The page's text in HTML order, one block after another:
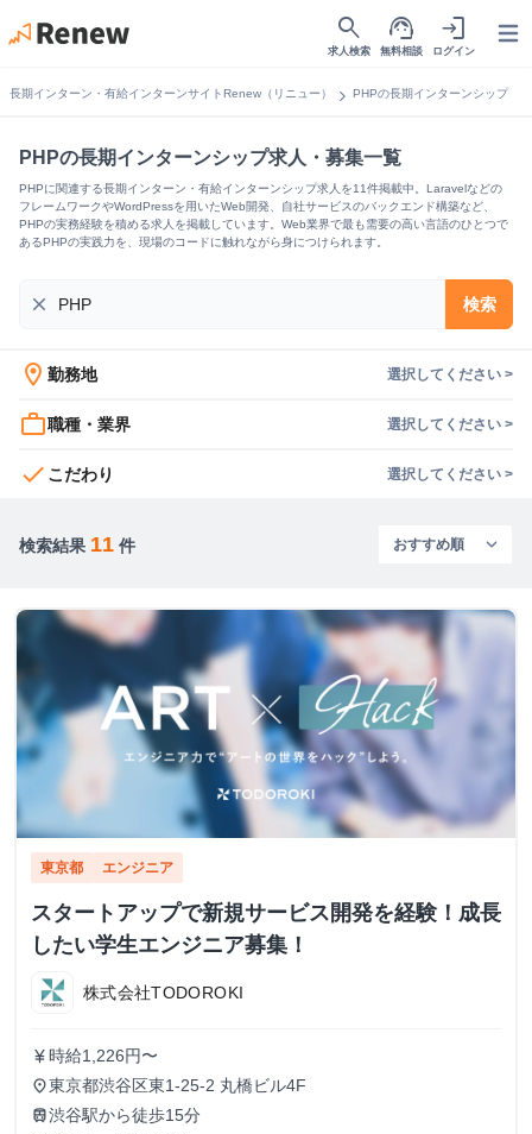
search
求人検索
support_agent
無料相談
login
ログイン
長期インターン・有給インターンサイトRenew（リニュー） chevron_right PHPの長期インターンシップ
PHPの長期インターンシップ求人・募集一覧
PHPに関連する長期インターン・有給インターンシップ求人を11件掲載中。Laravelなどの
フレームワークやWordPressを用いたWeb開発、自社サービスのバックエンド構築など、
PHPの実務経験を積める求人を掲載しています。Web業界で最も需要の高い言語のひとつで
あるPHPの実践力を、現場のコードに触れながら身につけられます。
close 検索
location_on 勤務地 選択してください >
work_outline職種・業界 選択してください >
check こだわり 選択してください >
検索結果 11 件
東京都 エンジニア
スタートアップで新規サービス開発を経験！成長
したい学生エンジニア募集！
株式会社TODOROKI
currency_yen 時給1,226円〜
place東京都渋谷区東1-25-2 丸橋ビル4F
train渋谷駅から徒歩15分